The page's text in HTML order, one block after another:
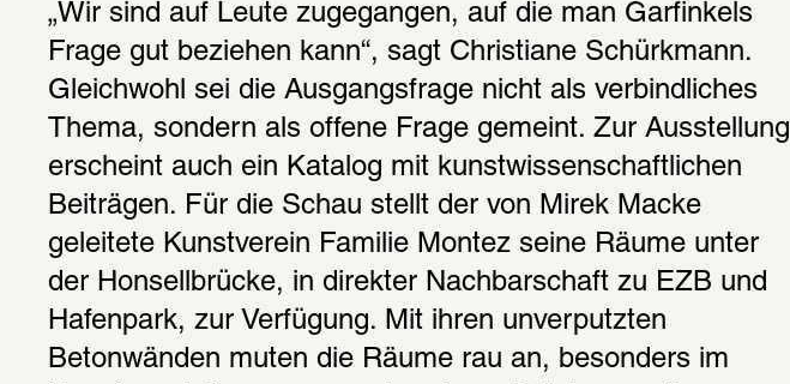
„Wir sind auf Leute zugegangen, auf die man Garfinkels
Frage gut beziehen kann“, sagt Christiane Schürkmann.
Gleichwohl sei die Ausgangsfrage nicht als verbindliches
Thema, sondern als offene Frage gemeint. Zur Ausstellung
erscheint auch ein Katalog mit kunstwissenschaftlichen
Beiträgen. Für die Schau stellt der von Mirek Macke
geleitete Kunstverein Familie Montez seine Räume unter
der Honsellbrücke, in direkter Nachbarschaft zu EZB und
Hafenpark, zur Verfügung. Mit ihren unverputzten
Betonwänden muten die Räume rau an, besonders im